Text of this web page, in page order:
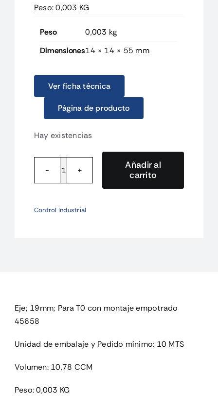
Peso: 0,003 KG
Peso
0,003 kg
Dimensiones14 × 14 × 55 mm
Ver ficha técnica
Página de producto
Hay existencias
AE(+19MM)-
19mm;
Añadir al
carrito
Control Industrial
Eje; 19mm; Para T0 con montaje empotrado
45658
Unidad de embalaje y Pedido mínimo: 10 MTS
Volumen: 10,78 CCM
Peso: 0,003 KG